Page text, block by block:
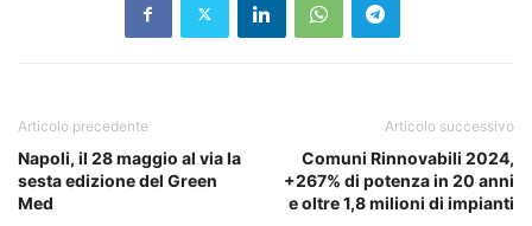
Articolo precedente
Napoli, il 28 maggio al via la
sesta edizione del Green
Med
Articolo successivo
Comuni Rinnovabili 2024,
+267% di potenza in 20 anni
e oltre 1,8 milioni di impianti